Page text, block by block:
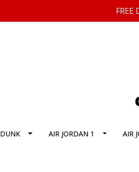
FREE
DUNK AIR JORDAN 1 AIR